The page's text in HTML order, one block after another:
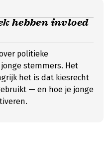
hebben invloed
politieke
stemmers. Het
het is dat kiesrecht
— en hoe je jonge